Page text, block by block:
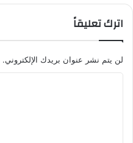
اترك تعليقاً
لن يتم نشر عنوان بريدك الإلكتروني.